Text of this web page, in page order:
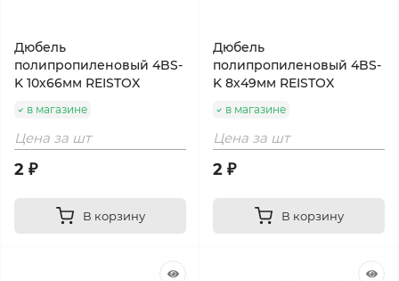
Дюбель
полипропиленовый 4BS-
K 10х66мм REISTOX
в магазине
Цена за шт
2 ₽
В корзину
Дюбель
полипропиленовый 4BS-
K 8х49мм REISTOX
в магазине
Цена за шт
2 ₽
В корзину